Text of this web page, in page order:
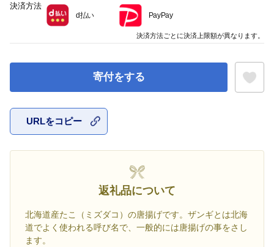
寄付をする
URLをコピー
返礼品について
北海道産たこ（ミズダコ）の唐揚げです。ザンギとは北海
道でよく使われる呼び名で、一般的には唐揚げの事をさし
ます。
決済方法
d払い PayPay
決済方法ごとに決済上限額が異なります。